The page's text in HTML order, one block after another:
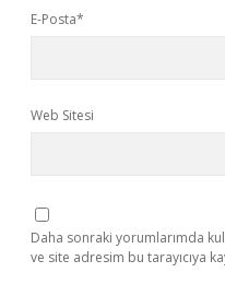
E-Posta*
Web Sitesi
Daha sonraki yorumlarımda
ve site adresim bu tarayıcıya